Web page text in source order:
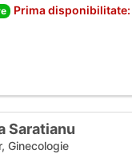
Prima disponibilitate:
Saratianu
Ginecologie